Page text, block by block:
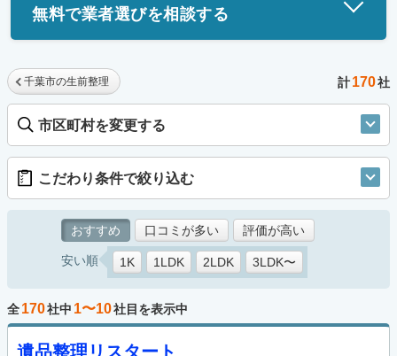
無料で業者選びを相談する
千葉市の生前整理 計170社
市区町村を変更する
こだわり条件で絞り込む
おすすめ 口コミが多い 評価が高い
安い順 1K 1LDK 2LDK 3LDK〜
全170社中 1〜10社目を表示中
遺品整理リスタート